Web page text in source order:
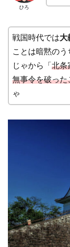
ひろ
戦国時代では大
ことは暗黙のう
じゃから「 北条
無事令を破った
ゃ